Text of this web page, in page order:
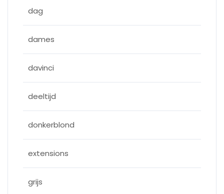
dag
dames
davinci
deeltijd
donkerblond
extensions
grijs